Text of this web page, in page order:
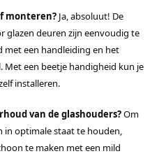
monteren? Ja, absoluut! De
glazen deuren zijn eenvoudig te
met een handleiding en het
een beetje handigheid kun je
installeren.
van de glashouders?Om
in optimale staat te houden,
te maken met een mild